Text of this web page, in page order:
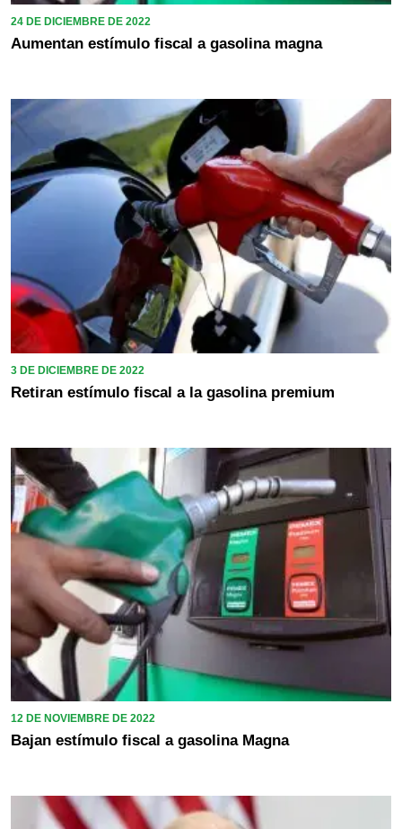
24 DE DICIEMBRE DE 2022
Aumentan estímulo fiscal a gasolina magna
3 DE DICIEMBRE DE 2022
Retiran estímulo fiscal a la gasolina premium
12 DE NOVIEMBRE DE 2022
Bajan estímulo fiscal a gasolina Magna